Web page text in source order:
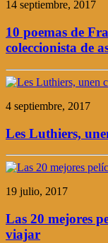
14 septiembre, 2017
10 poemas de
coleccionista de
4 septiembre, 2017
Les Luthiers,
19 julio, 2017
Las 20 mejores
viajar